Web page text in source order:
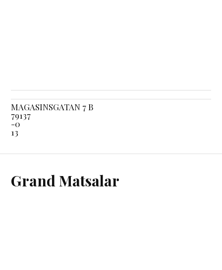
MAGASINSGATAN 7 B
79137
-0
13
Grand Matsalar